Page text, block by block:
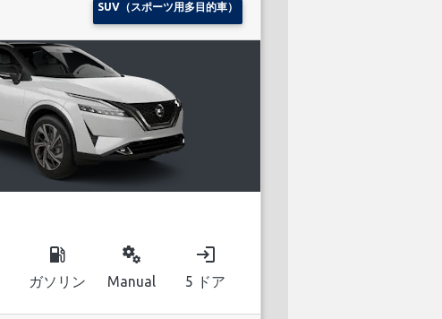
SUV（スポーツ用多目的車）
local_gas_station
ガソリン
miscellaneous_services
Manual
login
5 ドア